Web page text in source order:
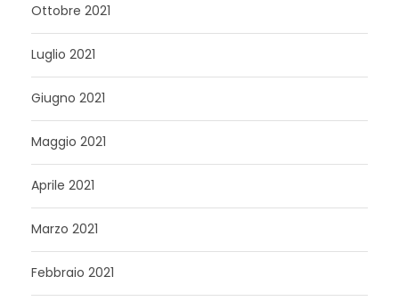
Ottobre 2021
Luglio 2021
Giugno 2021
Maggio 2021
Aprile 2021
Marzo 2021
Febbraio 2021